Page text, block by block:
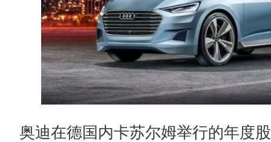
奥迪在德国内卡苏尔姆举行的年度